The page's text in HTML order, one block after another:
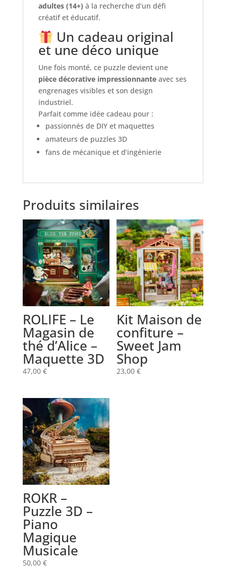
adultes (14+) à la recherche d’un défi
créatif et éducatif.
Un cadeau original
et une déco unique
Une fois monté, ce puzzle devient une
pièce décorative impressionnanteavec ses
engrenages visibles et son design
industriel.
Parfait comme idée cadeau pour :
passionnés de DIY et maquettes
amateurs de puzzles 3D
fans de mécanique et d’ingénierie
Produits similaires
ROLIFE – Le
Magasin de
thé d’Alice –
Maquette 3D
47,00 €
Kit Maison de
confiture –
Sweet Jam
Shop
23,00€
ROKR –
Puzzle 3D –
Piano
Magique
Musicale
50,00 €